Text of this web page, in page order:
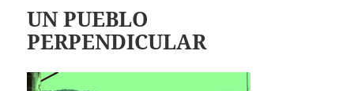
UN PUEBLO
PERPENDICULAR